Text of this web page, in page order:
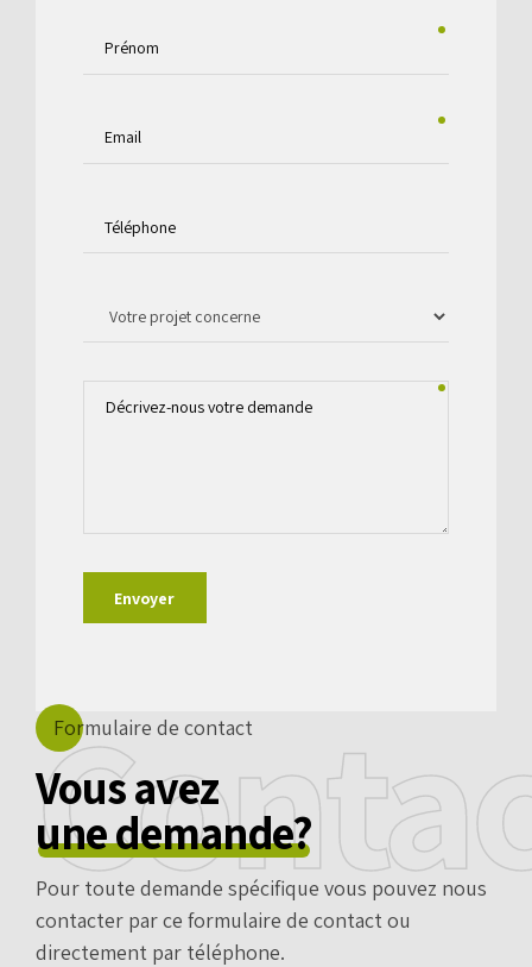
Formulaire de contact
Vous avez
une demande?
Pour toute demande spécifique vous pouvez nous
contacter par ce formulaire de contact ou
directement par téléphone.